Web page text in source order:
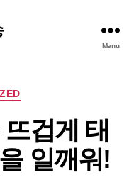
Menu
겁게 태
일깨워!